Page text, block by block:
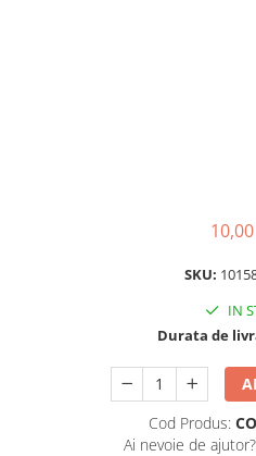
SKU:
IN
Durata de
Cod Produs:
Ai nevoie de ajutor?